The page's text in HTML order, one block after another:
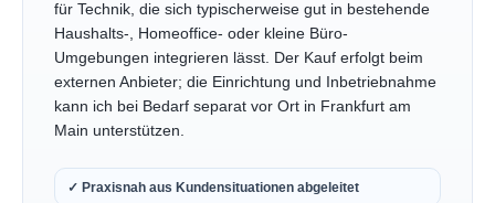
für Technik, die sich typischerweise gut in bestehende
Haushalts-, Homeoffice- oder kleine Büro-
Umgebungen integrieren lässt. Der Kauf erfolgt beim
externen Anbieter; die Einrichtung und Inbetriebnahme
kann ich bei Bedarf separat vor Ort in Frankfurt am
Main unterstützen.
✓ Praxisnah aus Kundensituationen abgeleitet